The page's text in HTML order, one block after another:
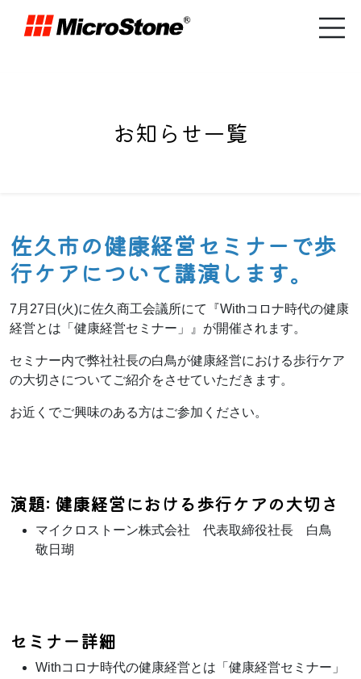
お知らせ一覧
佐久市の健康経営セミナーで歩
行ケアについて講演します。
7月27日(火)に佐久商工会議所にて『Withコロナ時代の健康
経営とは「健康経営セミナー」』が開催されます。
セミナー内で弊社社長の白鳥が健康経営における歩行ケア
の大切さについてご紹介をさせていただきます。
お近くでご興味のある方はご参加ください。
演題: 健康経営における歩行ケアの大切さ
マイクロストーン株式会社 代表取締役社長 白鳥
敬日瑚
セミナー詳細
Withコロナ時代の健康経営とは「健康経営セミナー」